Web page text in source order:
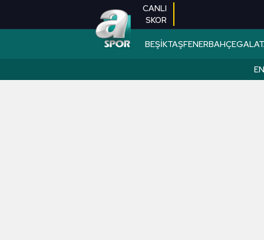
CANLI
SKOR
BEŞİKTAŞFENERBAHÇE